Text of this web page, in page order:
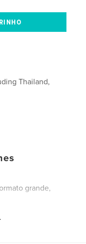
Thailand,
grande,